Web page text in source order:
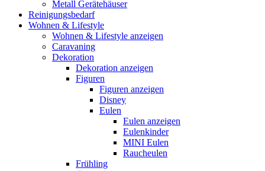
Metall Gerätehäuser
Reinigungsbedarf
Wohnen & Lifestyle
Wohnen & Lifestyle anzeigen
Caravaning
Dekoration
Dekoration anzeigen
Figuren
Figuren anzeigen
Disney
Eulen
Eulen anzeigen
Eulenkinder
MINI Eulen
Raucheulen
Frühling